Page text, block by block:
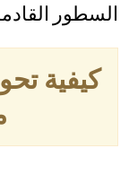
السطور
كيفية